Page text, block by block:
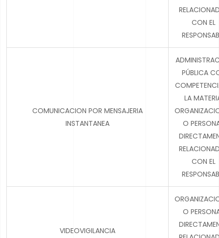
CON EL
COMUNICACION POR MENSAJERIA
INSTANTANEA
PÚBLICA
LA
O
CON EL
VIDEOVIGILANCIA
O